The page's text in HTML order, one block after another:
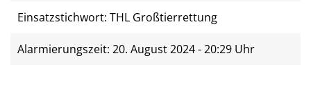
Einsatzstichwort: THL Großtierrettung
Alarmierungszeit: 20. August 2024 - 20:29 Uhr